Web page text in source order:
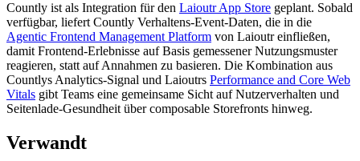
Countly ist als Integration für den Laioutr App Store geplant. Sobald
verfügbar, liefert Countly Verhaltens-Event-Daten, die in die
Agentic Frontend Management Platform von Laioutr einfließen,
damit Frontend-Erlebnisse auf Basis gemessener Nutzungsmuster
reagieren, statt auf Annahmen zu basieren. Die Kombination aus
Countlys Analytics-Signal und Laioutrs Performance and Core Web
Vitals gibt Teams eine gemeinsame Sicht auf Nutzerverhalten und
Seitenlade-Gesundheit über composable Storefronts hinweg.
Verwandt